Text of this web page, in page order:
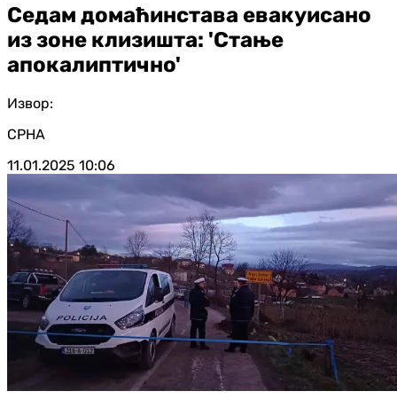
Седам домаћинстава евакуисано
из зоне клизишта: 'Стање
апокалиптично'
Извор:
СРНА
11.01.2025 10:06